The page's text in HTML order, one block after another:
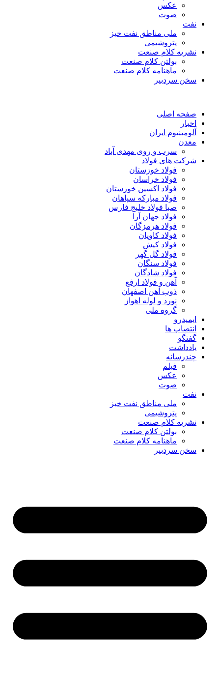
عکس
صوت
نفت
ملی مناطق نفت خیز
پتروشیمی
نشریه کلام صنعت
بولتن کلام صنعت
ماهنامه کلام صنعت
سخن سردبیر
صفحه اصلی
اخبار
آلومینیوم ایران
معدن
سرب و روی مهدی آباد
شرکت های فولاد
فولاد خوزستان
فولاد خراسان
فولاد اکسین خوزستان
فولاد مبارکه سپاهان
صبا فولاد خلیج فارس
فولاد جهان آرا
فولاد هرمزگان
فولاد کاویان
فولاد کیش
فولاد گل گهر
فولاد سنگان
فولاد شادگان
آهن و فولاد ارفع
ذوب آهن اصفهان
نورد و لوله اهواز
گروه ملی
ایمیدرو
انتصاب ها
گفتگو
یادداشت
چندرسانه
فیلم
عکس
صوت
نفت
ملی مناطق نفت خیز
پتروشیمی
نشریه کلام صنعت
بولتن کلام صنعت
ماهنامه کلام صنعت
سخن سردبیر